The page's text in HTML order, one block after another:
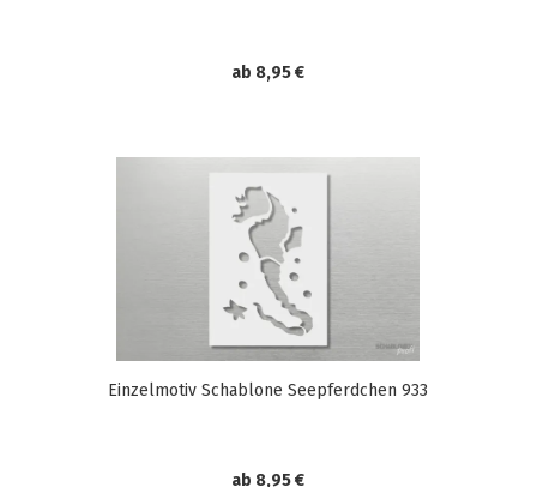
ab 8,95 €
Einzelmotiv Schablone Seepferdchen 933
ab 8,95 €